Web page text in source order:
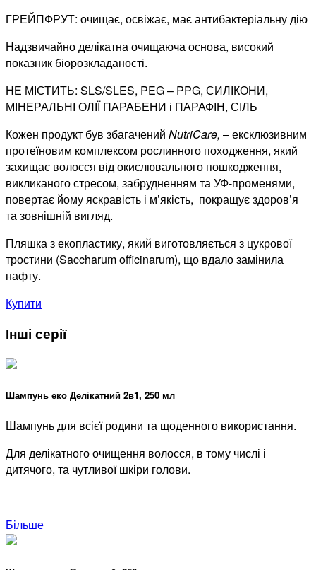
ГРЕЙПФРУТ: очищає, освіжає, має антибактеріальну дію
Надзвичайно делікатна очищаюча основа,​ високий
показник біорозкладаності​.
НЕ МІСТИТЬ:​ SLS/SLES, PEG – PPG, СИЛІКОНИ,
МІНЕРАЛЬНІ ОЛІЇ ПАРАБЕНИ і ПАРАФІН, СІЛЬ​
Кожен продукт був збагачений​ NutriCare, – ексклюзивним
протеїновим комплексом​ рослинного походження, який
захищає волосся від окислювального пошкодження,
викликаного стресом, забрудненням та УФ-променями,
повертає йому яскравість і м’якість, покращує здоров’я
та зовнішній вигляд.
Пляшка зекопластику, який виготовляється з цукрової
тростини (Saccharumofficinarum), що вдало замінила
нафту.
Купити
Інші серії
Шампунь еко Делікатний 2в1, 250 мл
Шампунь для всієї родини та щоденного використання.
Для делікатного очищення волосся, в тому числі і
дитячого, та чутливої шкіри голови.
Більше